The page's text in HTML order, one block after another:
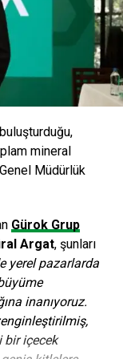
mineral
Müdürlük
Gürok Grup
Argat, şunları
yerel pazarlarda
inanıyoruz.
bir içecek